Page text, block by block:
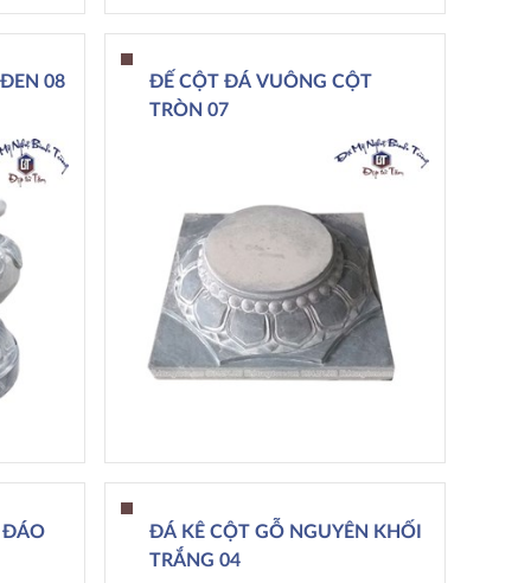
08
ĐẾ CỘT ĐÁ VUÔNG CỘT
TRÒN 07
ĐÁO
ĐÁ KÊ CỘT GỖ NGUYÊN KHỐI
TRẮNG 04